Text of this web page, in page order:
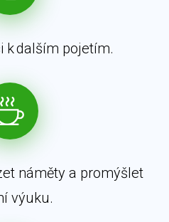
k dalším pojetím.
náměty a promýšlet
výuku.